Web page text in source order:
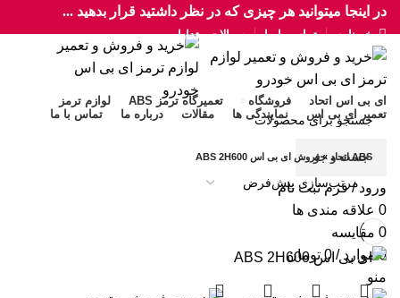
در اینجا میتوانید هر چیزی که در نظر داشتید قرار بدهید ...
خبرنامه تماس با ما سوالات متداول
جست و جو
ورود / فرم ثبت نام
0 علاقه مندی ها
0 مقایسه
0 موارد /
0 تومان
منو
ای بی اس اتحاد فروشگاه تعمیرگاه ترمز ABS
لوازم ترمز
تعمیر ای بی اس
نمایندگی ها مقالات درباره ما تماس با ما
ABS اتحاد »فروش ای بی اس ABS 2H600